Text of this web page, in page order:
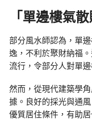
「單邊樓氣
部分風水師認為，單
逸，不利於聚財納福
流行，令部分人對單邊
然而，從現代建築學
據。良好的採光與通
優質居住條件，有助